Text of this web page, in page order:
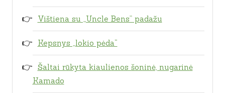
Vištiena su „Uncle Bens” padažu
Kepsnys „lokio pėda“
Šaltai rūkyta kiaulienos šoninė, nugarinė
Kamado